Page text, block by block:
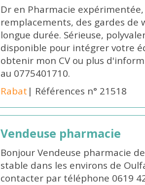
Dr en Pharmacie
remplacements, des gardes de
longue durée. Sérieuse,
disponible pour intégrer votre
obtenir mon CV ou plus
au 0775401710.
Rabat | Références n° 21518
Vendeuse pharmacie
Bonjour Vendeuse pharmacie
stable dans les environs de
contacter par téléphone 0619